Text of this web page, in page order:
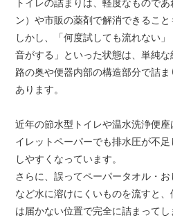
トイレの詰まりは、軽度なもので
ン）や市販の薬剤で解消できること
しかし、「何度試しても流れない
音がする」といった状態は、単純
路の奥や便器内部の構造部分で詰
あります。
近年の節水型トイレや温水洗浄便
イレットペーパーでも排水圧が不
しやすくなっています。
さらに、誤ってペーパータオル・
など水に溶けにくいものを流すと
は届かない位置で完全に詰まってし